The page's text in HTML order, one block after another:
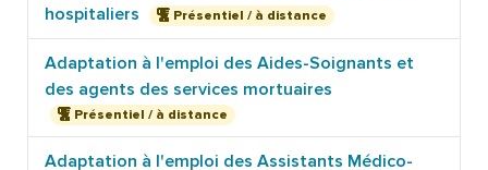
hospitaliers
Présentiel / à distance
Adaptation à l'emploi des Aides-Soignants et
des agents des services mortuaires
Présentiel / à distance
Adaptation à l'emploi des Assistants Médico-